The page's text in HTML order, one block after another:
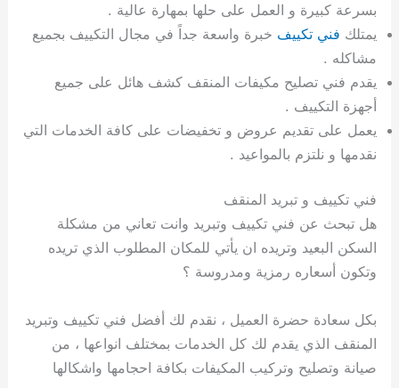
بسرعة كبيرة و العمل على حلها بمهارة عالية .
يمتلك فني تكييف خبرة واسعة جداً في مجال التكييف بجميع
مشاكله .
يقدم فني تصليح مكيفات المنقف كشف هائل على جميع
أجهزة التكييف .
يعمل على تقديم عروض و تخفيضات على كافة الخدمات التي
نقدمها و نلتزم بالمواعيد .
فني تكييف و تبريد المنقف
هل تبحث عن فني تكييف وتبريد وانت تعاني من مشكلة
السكن البعيد وتريده ان يأتي للمكان المطلوب الذي تريده
وتكون أسعاره رمزية ومدروسة ؟
بكل سعادة حضرة العميل ، نقدم لك أفضل فني تكييف وتبريد
المنقف الذي يقدم لك كل الخدمات بمختلف انواعها ، من
صيانة وتصليح وتركيب المكيفات بكافة احجامها واشكالها